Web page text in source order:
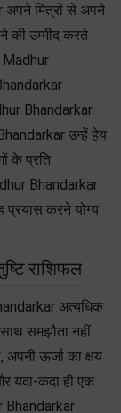
अपने मित्रों से अपने
की उम्मीद करते
Madhur
Bhandarkar
उन्हें हेय
के प्रति
Bhandarkar
करने योग्य
राशिफल
अत्यधिक
समझौता नहीं
ऊर्जा का क्षय
यदा-कदा ही एक
Bhandarkar